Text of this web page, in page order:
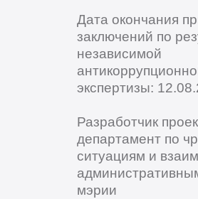
Дата окончания
заключений по
независимой
экспертизы:
Разработчик
департамент по
ситуациям и
мэрии